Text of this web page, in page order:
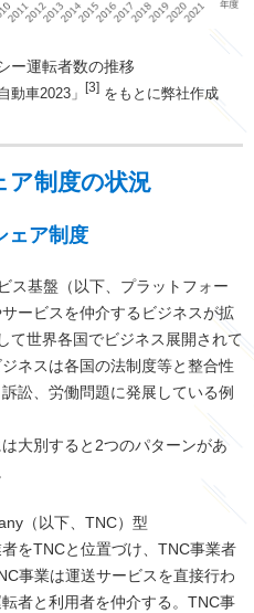
運転者数の推移
動車2023」 [3]をもとに弊社作成
ア制度の状況
ェア制度
ス基盤（以下、プラットフォー
ービスを仲介するビジネスが拡
て世界各国でビジネス展開されて
ネスは各国の法制度等と整合性
訟、労働問題に発展している例
大別すると2つのパターンがあ
（以下、TNC）型
をTNCと位置づけ、TNC事業者
事業は運送サービスを直接行わ
者と利用者を仲介する。TNC事